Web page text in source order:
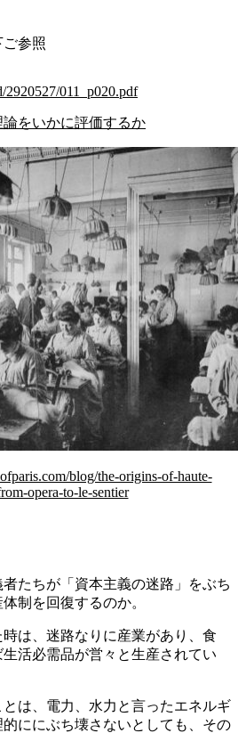
ご参照
2920527/011_p020.pdf
をいかに評価するか
blog/the-origins-of-haute-
opera-to-le-sentier
たちが「資本主義の迷路」をぶち
制を回復するのか。
時は、迷路なりに産業があり、食
活必需品が営々と生産されてい
は、電力、水力と言ったエネルギ
ににぶち壊さないとしても、その